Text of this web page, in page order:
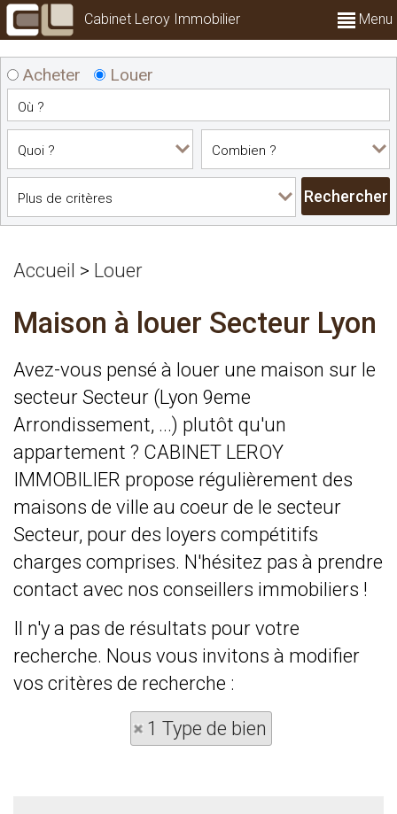
Cabinet Leroy Immobilier Menu
Acheter Louer
Accueil > Louer
Maison à louer Secteur Lyon
Avez-vous pensé à louer une maison sur le
secteur Secteur (Lyon 9eme
Arrondissement, ...) plutôt qu'un
appartement ? CABINET LEROY
IMMOBILIER propose régulièrement des
maisons de ville au coeur de le secteur
Secteur, pour des loyers compétitifs
charges comprises. N'hésitez pas à prendre
contact avec nos conseillers immobiliers !
Il n'y a pas de résultats pour votre
recherche. Nous vous invitons à modifier
vos critères de recherche :
1 Type de bien